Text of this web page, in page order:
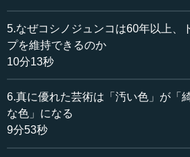
いることは大前提。芸術作品として
く、戦後の民主主義と飽食の時代に
自分の生命や魂の燃焼に命をかけて
品を集めるのが趣旨です。だから芸
―― 一緒でないといけないんです
執行 なぜこれを私が集めて、後世
5.なぜコシノジュンコは60年以上、
プを維持できるのか
10分13秒
6.真に優れた芸術は「汚い色」が「
な色」になる
9分53秒